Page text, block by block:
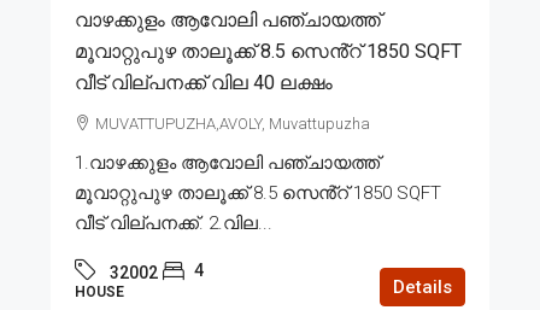
വാഴക്കുളം ആവോലി പഞ്ചായത്ത്
മൂവാറ്റുപുഴ താലൂക്ക് 8.5 സെൻ്റ് 1850 SQFT
വീട് വില്പനക്ക് വില 40 ലക്ഷം
MUVATTUPUZHA,AVOLY, Muvattupuzha
1.വാഴക്കുളം ആവോലി പഞ്ചായത്ത്
മൂവാറ്റുപുഴ താലൂക്ക് 8.5 സെൻ്റ് 1850 SQFT
വീട് വില്പനക്ക്. 2.വില...
32002 4
HOUSE Details